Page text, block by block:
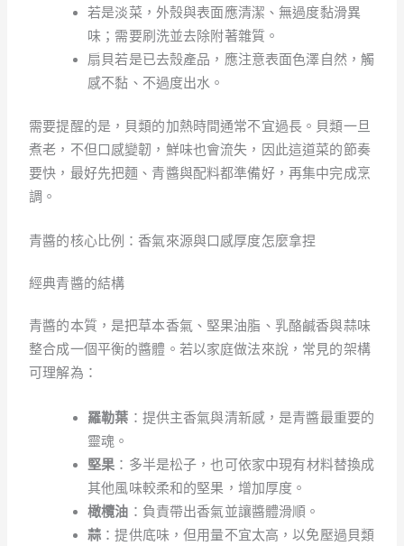
若是淡菜，外殼與表面應清潔、無過度黏滑異
味；需要刷洗並去除附著雜質。
扇貝若是已去殼產品，應注意表面色澤自然，觸
感不黏、不過度出水。
需要提醒的是，貝類的加熱時間通常不宜過長。貝類一旦
煮老，不但口感變韌，鮮味也會流失，因此這道菜的節奏
要快，最好先把麵、青醬與配料都準備好，再集中完成烹
調。
青醬的核心比例：香氣來源與口感厚度怎麼拿捏
經典青醬的結構
青醬的本質，是把草本香氣、堅果油脂、乳酪鹹香與蒜味
整合成一個平衡的醬體。若以家庭做法來說，常見的架構
可理解為：
羅勒葉 ：提供主香氣與清新感，是青醬最重要的
靈魂。
堅果 ：多半是松子，也可依家中現有材料替換成
其他風味較柔和的堅果，增加厚度。
橄欖油 ：負責帶出香氣並讓醬體滑順。
蒜 ：提供底味，但用量不宜太高，以免壓過貝類